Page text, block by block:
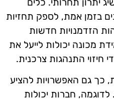
בזמן אמת, לספק תחזיות
הזדמנויות חדשות
מכונה יכולות לייעל את
חיזוי התנהגות צרכנית.
כך גם האפשרויות להציע
חברות יכולות